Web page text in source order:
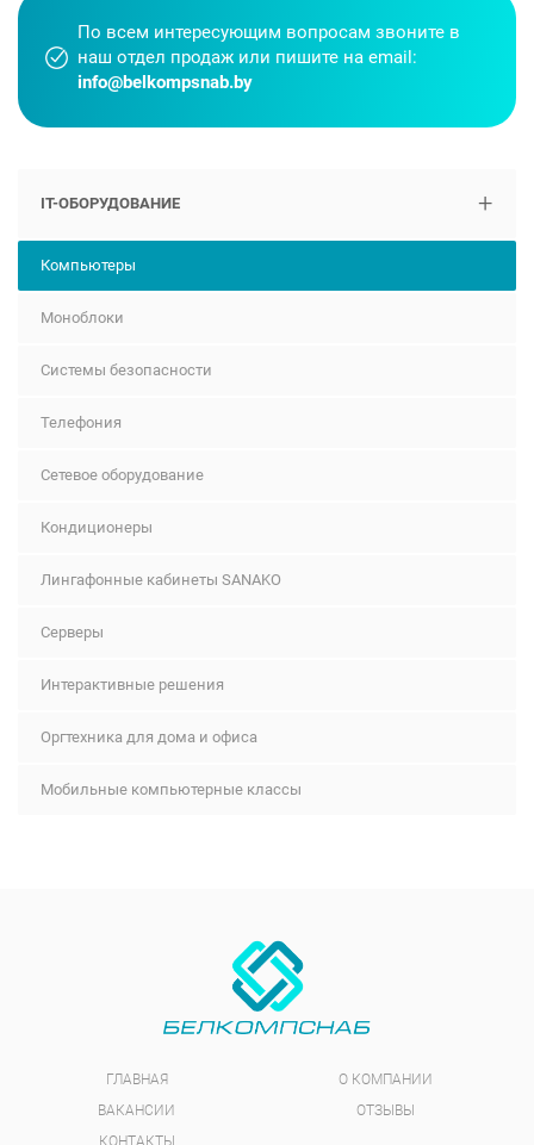
По всем интересующим вопросам звоните в
наш отдел продаж или пишите на email:
info@belkompsnab.by
IT-ОБОРУДОВАНИЕ +
Компьютеры
Моноблоки
Системы безопасности
Телефония
Сетевое оборудование
Кондиционеры
Лингафонные кабинеты SANAKO
Серверы
Интерактивные решения
Оргтехника для дома и офиса
Мобильные компьютерные классы
ГЛАВНАЯ
О КОМПАНИИ
ВАКАНСИИ
ОТЗЫВЫ
КОНТАКТЫ